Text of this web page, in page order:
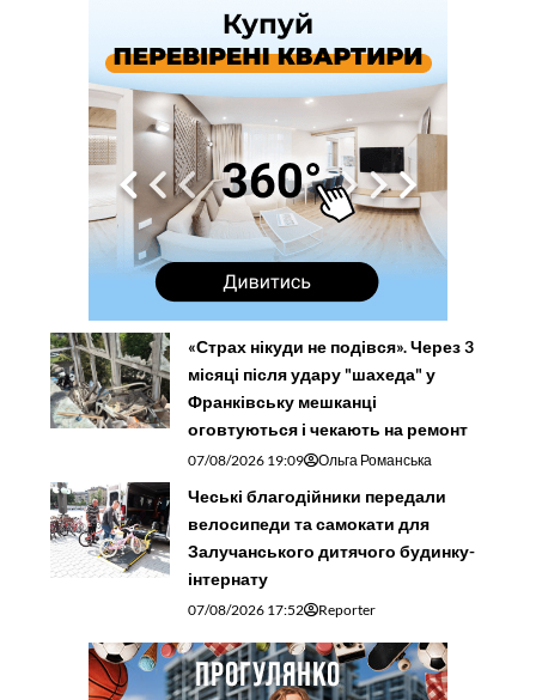
«Страх нікуди не подівся». Через 3
місяці після удару "шахеда" у
Франківську мешканці
оговтуються і чекають на ремонт
07/08/2026 19:09 Ольга Романська
Чеські благодійники передали
велосипеди та самокати для
Залучанського дитячого будинку-
інтернату
07/08/2026 17:52 Reporter